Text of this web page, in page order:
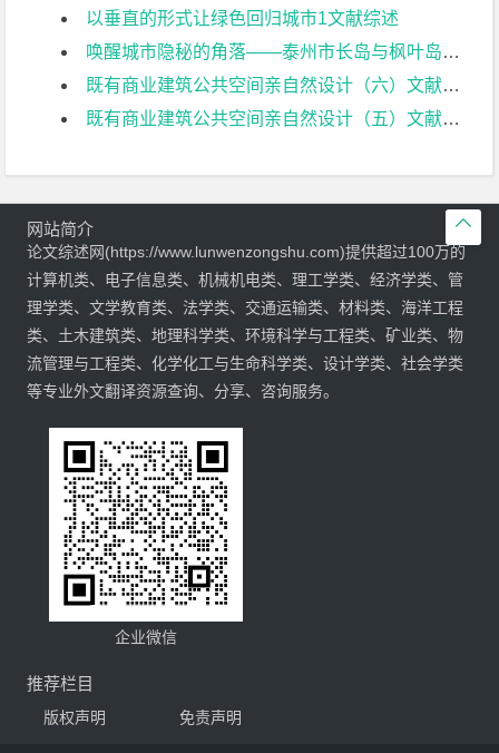
以垂直的形式让绿色回归城市1文献综述
唤醒城市隐秘的角落——泰州市长岛与枫叶岛景观设计1文献综述
既有商业建筑公共空间亲自然设计（六）文献综述
既有商业建筑公共空间亲自然设计（五）文献综述

网站简介
论文综述网(https://www.lunwenzongshu.com)提供超过100万的
计算机类、电子信息类、机械机电类、理工学类、经济学类、管
理学类、文学教育类、法学类、交通运输类、材料类、海洋工程
类、土木建筑类、地理科学类、环境科学与工程类、矿业类、物
流管理与工程类、化学化工与生命科学类、设计学类、社会学类
等专业外文翻译资源查询、分享、咨询服务。
企业微信
推荐栏目
版权声明 免责声明